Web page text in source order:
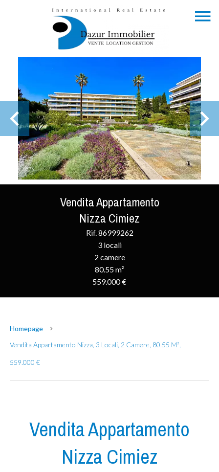
Vendita Appartamento
Nizza Cimiez
Rif. 86999262
3 locali
2 camere
80.55 m²
559.000 €
Homepage
Vendita Appartamento Nizza, 3 Locali, 2 Camere, 80.55 M²,
559.000 €
Vendita Appartamento
Nizza Cimiez